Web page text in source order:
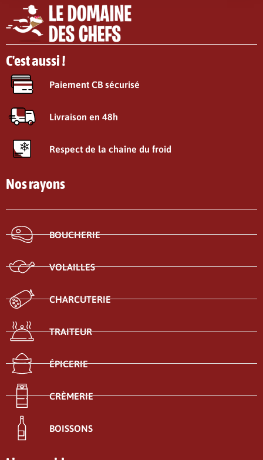
C'est aussi !
Paiement CB sécurisé
Livraison en 48h
Respect de la chaîne du froid
Nos rayons
BOUCHERIE
VOLAILLES
CHARCUTERIE
TRAITEUR
ÉPICERIE
CRÈMERIE
BOISSONS